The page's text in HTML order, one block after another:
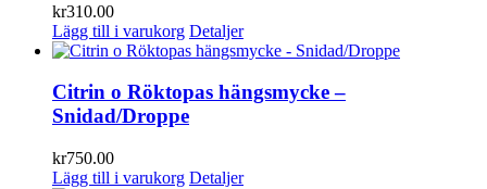
kr310.00
Lägg till i varukorg Detaljer
Citrin o Röktopas hängsmycke –
Snidad/Droppe
kr750.00
Lägg till i varukorg Detaljer